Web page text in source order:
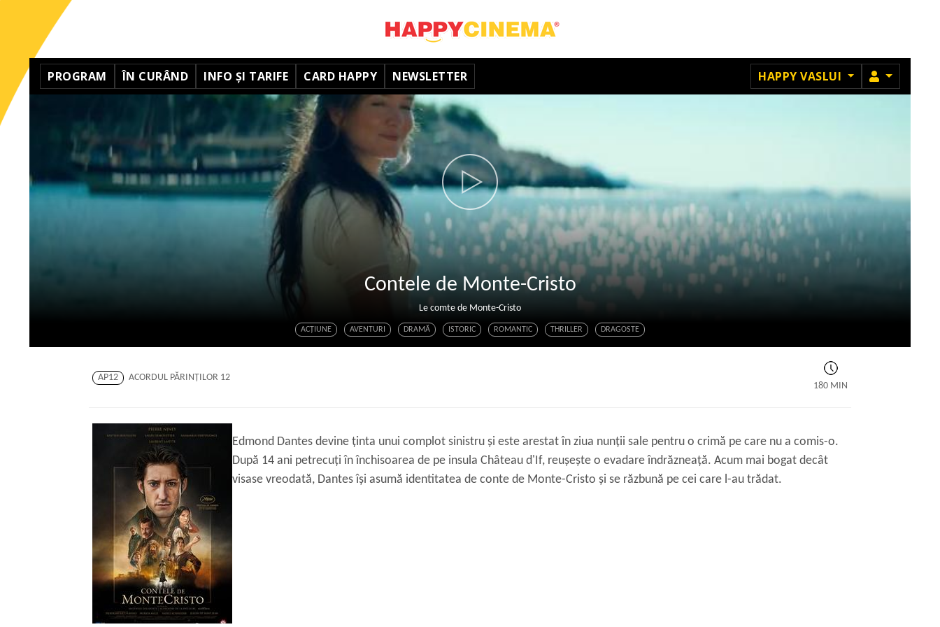
PROGRAM ÎN CURÂND INFO ȘI TARIFE CARD HAPPY NEWSLETTER HAPPY VASLUI MEMBRU
Contele de Monte-Cristo
Le comte de Monte-Cristo
ACŢIUNE AVENTURI DRAMĂ ISTORIC ROMANTIC THRILLER DRAGOSTE
AP12
ACORDUL PĂRINŢILOR 12
180 MIN
Edmond Dantes devine ținta unui complot sinistru și este arestat în ziua nunții sale pentru o crimă pe care nu a comis-o.
După 14 ani petrecuți în închisoarea de pe insula Château d'If, reușește o evadare îndrăzneață. Acum mai bogat decât
visase vreodată, Dantes își asumă identitatea de conte de Monte-Cristo și se răzbună pe cei care l-au trădat.